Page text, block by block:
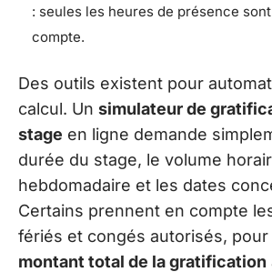
: seules les heures de présence
compte.
Des outils existent pour
calcul. Un simulateur de
stage en ligne demande
durée du stage, le volume
hebdomadaire et les dates
Certains prennent en compte
fériés et congés autorisés,
montant total de la gratification